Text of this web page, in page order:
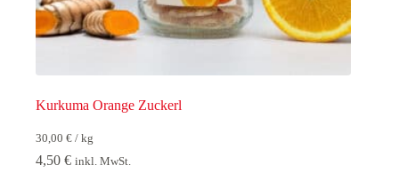
Kurkuma Orange Zuckerl
30,00 € / kg
4,50 € inkl. MwSt.